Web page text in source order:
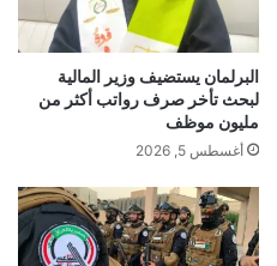
البرلمان يستضيف وزير المالية
لبحث تأخر صرف رواتب أكثر من
مليون موظف
أغسطس 5, 2026